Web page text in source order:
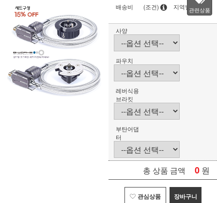
배송비
(조건) 지역별관련상품
사양
파우치
레버식용
브라킷
부탄어댑
터
총 상품 금액 0 원
관심상품 장바구니